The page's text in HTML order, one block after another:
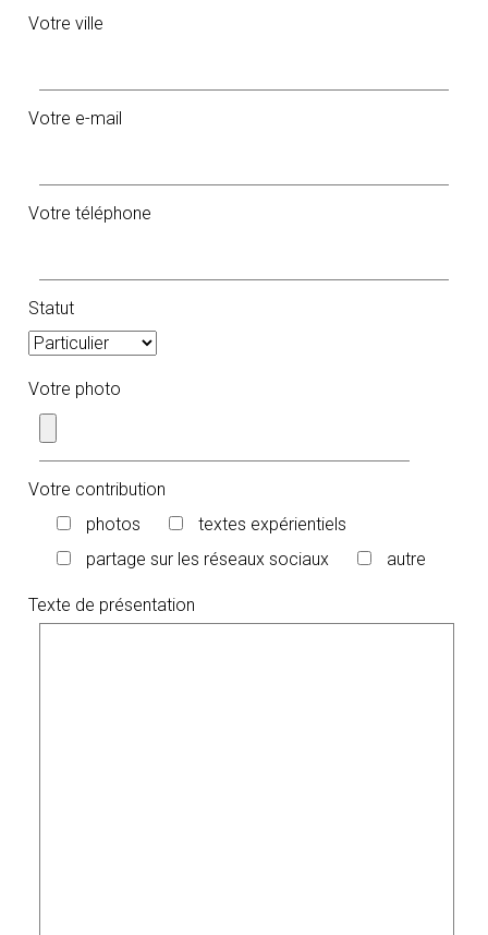
Votre ville
Votre e-mail
Votre téléphone
Statut
Votre photo
Votre contribution
photos
textes expérientiels
partage sur les réseaux sociaux
autre
Texte de présentation